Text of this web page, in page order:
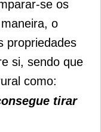
se os
o
propriedades
si, sendo que
como:
tirar